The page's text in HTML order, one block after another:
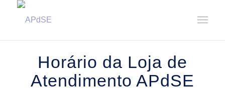
Horário da Loja de Atendimento – Seia || Customer Service Office ...
Horário da Loja de
Atendimento APdSE